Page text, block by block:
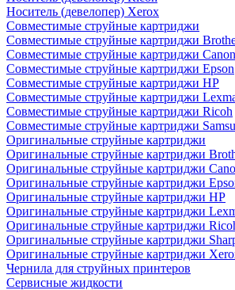
Носитель (девелопер) Xerox
Совместимые струйные картриджи
Совместимые струйные картриджи
Совместимые струйные картриджи Canon
Совместимые струйные картриджи Epson
Совместимые струйные картриджи HP
Совместимые струйные картриджи
Совместимые струйные картриджи Ricoh
Совместимые струйные картриджи
Оригинальные струйные картриджи
Оригинальные струйные картриджи
Оригинальные струйные картриджи
Оригинальные струйные картриджи
Оригинальные струйные картриджи HP
Оригинальные струйные картриджи
Оригинальные струйные картриджи
Оригинальные струйные картриджи
Оригинальные струйные картриджи
Чернила для струйных принтеров
Сервисные жидкости